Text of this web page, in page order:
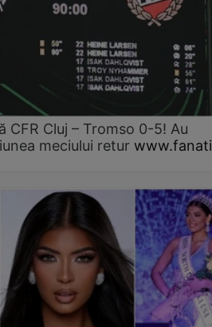
CFR Cluj – Tromso 0-5! Au
meciului retur